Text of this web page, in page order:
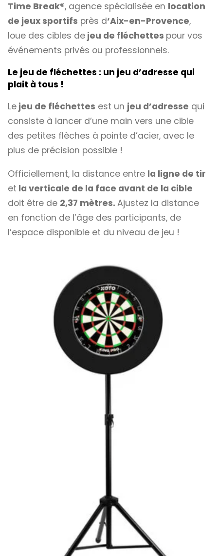
Time Break®, agence spécialisée en location
de jeux sportifs près d‘Aix-en-Provence,
loue des cibles de jeu de fléchettes pour vos
événements privés ou professionnels.
Le jeu de fléchettes : un jeu d’adresse qui
plait à tous !
Le jeu de fléchettes est un jeu d’adresse qui
consiste à lancer d’une main vers une cible
des petites flèches à pointe d’acier, avec le
plus de précision possible !
Officiellement, la distance entre la ligne de tir
et la verticale de la face avant de la cible
doit être de 2,37 mètres. Ajustez la distance
en fonction de l’âge des participants, de
l’espace disponible et du niveau de jeu !